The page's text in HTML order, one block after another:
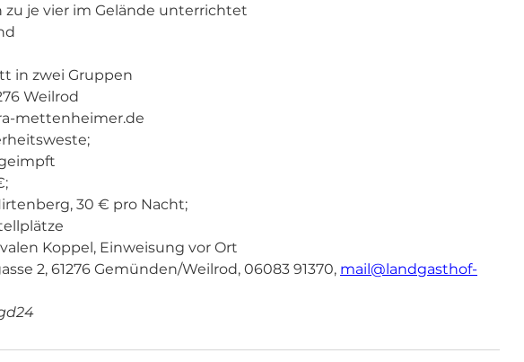
zu je vier im Gelände unterrichtet
in zwei Gruppen
Weilrod
mettenheimer.de
30 € pro Nacht;
Koppel, Einweisung vor Ort
2, 61276 Gemünden/Weilrod, 06083 91370, mail@landgasthof-